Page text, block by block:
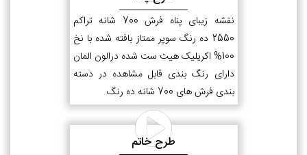
نقشه زیبای پناه فرش 700 شانه تراکم
2550 ده رنگ سوپر ممتاز بافته شده با نخ
100% اکریلیک هیت ست شده درالون المان
دارای رنگ بندی قابل مشاهده در دسته
بندی فرش های 700 شانه ده رنگ
طرح خاتم